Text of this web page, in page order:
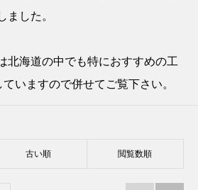
ました。
北海道の中でも特におすすめの工
いますので併せてご覧下さい。
古い順 閲覧数順